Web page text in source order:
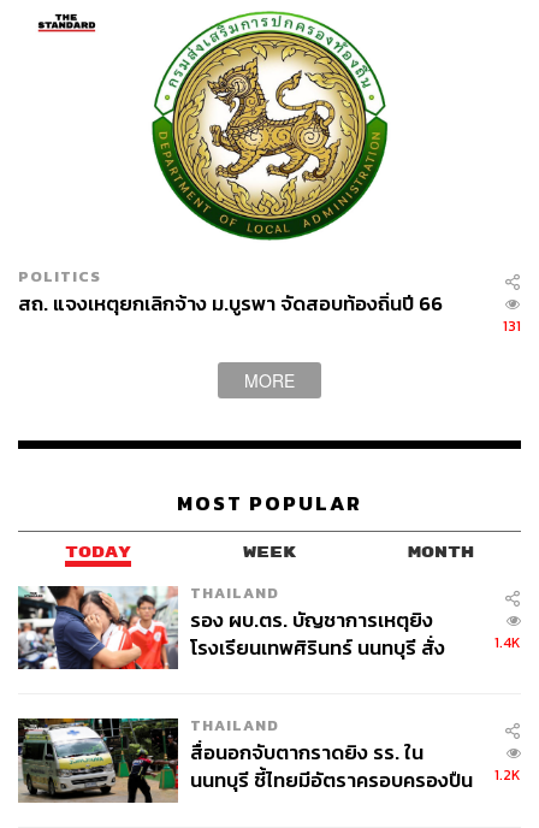
(1) ข้าราชการซึ่งได้รับคำสั่งของผู้บังคับบัญชาโดยปัจจุบัน
ทันด่วนให้ไปราชการอันสำคัญยิ่ง หรือไปราชการต่าง
ประเทศโดยคำสั่งของเจ้ากระทรวง
(2) นักเรียนซึ่งออกไปศึกษาวิชา ณ ต่างประเทศ ตามที่
กำหนดในกฎกระทรวง
(3) ข้าราชการหรือผู้ปฏิบัติงานในสถานที่ราชการ หรือ
โรงงานอื่นใด ในระหว่างที่มีการรบหรือ การสงคราม อันเป็น
อุปกรณ์ในการรบหรือการสงครามและอยู่ในความควบคุม
(4) บุคคลซึ่งกำลังปฏิบัติงานร่วมกับหน่วยทหารในราชการ
(6) ไปเข้าตรวจเลือกที่อื่น
(7) ป่วยไม่สามารถจะมาได้ โดยให้บุคคลซึ่งบรรลุนิติภาวะ
และเชื่อถือได้มาแจ้งต่อคณะกรรมการตรวจเลือกในวันตรวจ
เลือก
คราวจากรัฐมนตรีว่าการ กระทรวงมหาดไทย หรือผู้ซึ่ง
รัฐมนตรีว่าการกระทรวงมหาดไทยมอบหมาย
POLITICS
สถ. แจงเหตุยกเลิกจ้าง ม.บูรพา จัดสอบท้องถิ่นปี 66
131
MORE
MOST POPULAR
TODAY WEEK MONTH
THAILAND
รอง ผบ.ตร. บัญชาการเหตุยิง
โรงเรียนเทพศิรินทร์ นนทบุรี สั่ง
1.4K
THAILAND
สื่อนอกจับตากราดยิง รร. ใน
นนทบุรี ชี้ไทยมีอัตราครอบครองปืน
1.2K